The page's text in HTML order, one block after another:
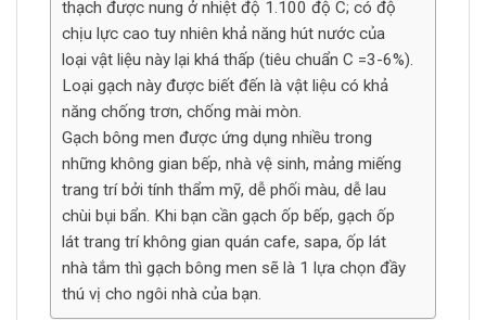
thạch được nung ở nhiệt độ 1.100 độ C; có độ
chịu lực cao tuy nhiên khả năng hút nước của
loại vật liệu này lại khá thấp (tiêu chuẩn C =3-6%).
Loại gạch này được biết đến là vật liệu có khả
năng chống trơn, chống mài mòn.
Gạch bông men được ứng dụng nhiều trong
những không gian bếp, nhà vệ sinh, mảng miếng
trang trí bởi tính thẩm mỹ, dễ phối màu, dễ lau
chùi bụi bẩn. Khi bạn cần gạch ốp bếp, gạch ốp
lát trang trí không gian quán cafe, sapa, ốp lát
nhà tắm thì gạch bông men sẽ là 1 lựa chọn đầy
thú vị cho ngôi nhà của bạn.